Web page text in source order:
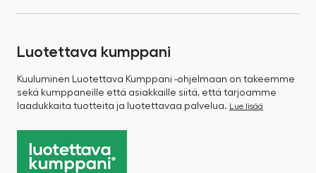
Luotettava kumppani
Kuuluminen Luotettava Kumppani -ohjelmaan on takeemme
sekä kumppaneille että asiakkaille siitä, että tarjoamme
laadukkaita tuotteita ja luotettavaa palvelua. Lue lisää